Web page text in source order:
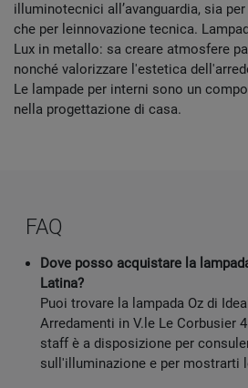
illuminotecnici all’avanguardia, sia
che per leinnovazione tecnica.
Lux in metallo: sa creare atmosfere
nonché valorizzare l'estetica
Le lampade per interni sono un
nella progettazione di casa.
FAQ
Dove posso acquistare la
Latina?
Puoi trovare la lampada Oz di
Arredamenti in V.le Le Corbusier
staff è a disposizione per
sull'illuminazione e per mostrarti